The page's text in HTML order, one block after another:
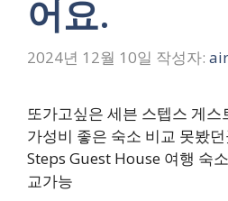
어요.
2024년 12월 10일 작성자:
또가고싶은 세븐 스텝스 게
가성비 좋은 숙소 비교 못봤
Steps Guest House 여행 숙
교가능